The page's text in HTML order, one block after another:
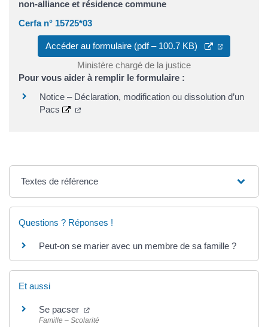
non-alliance et résidence commune
Cerfa n° 15725*03
Accéder au formulaire (pdf – 100.7 KB)
(ouverture
Ministère chargé de la justice
Pour vous aider à remplir le formulaire :
Notice – Déclaration, modification ou dissolution d’un
Pacs
(ouverture dans un nouvel onglet)
Textes de référence
Questions ? Réponses !
Peut-on se marier avec un membre de sa famille ?
Et aussi
Se pacser (ouverture dans un nouvel onglet)
Famille – Scolarité